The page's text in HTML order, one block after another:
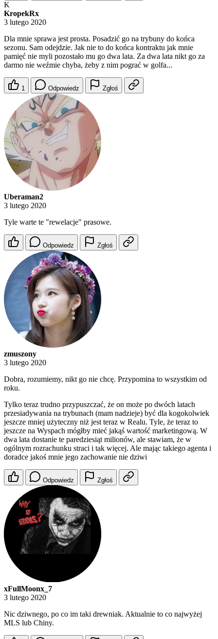
K
KropekRx
3 lutego 2020
Dla mnie sprawa jest prosta. Posadzić go na trybuny do końca
sezonu. Sam odejdzie. Jak nie to do końca kontraktu jak mnie
pamięć nie myli pozostało mu go dwa lata. Za dwa lata nikt go za
darmo nie weźmie chyba, żeby z nim pograć w golfa...
1 Odpowiedz Zgłoś
Uberaman2
3 lutego 2020
Tyle warte te "rewelacje" prasowe.
Odpowiedz Zgłoś
zmuszony
3 lutego 2020
Dobra, rozumiemy, nikt go nie chcę. Przypomina to wszystkim od
roku.
Tylko teraz trudno przypuszczać, że on może po dwóch latach
przesiadywania na trybunach (mam nadzieje) być dla kogokolwiek
jeszcze mniej użyteczny niż jest teraz w Realu. Tyle, że teraz to
jeszcze na Wyspach mógłby mieć jakąś wartość marketingową. W
dwa lata dostanie te paredziesiąt milionów, ale stawiam, że w
ogólnym rozrachunku straci i tak więcej. Ale mając takiego agenta i
doradce jakoś mnie jego zachowanie nie dziwi
Odpowiedz Zgłoś
xFullMoonx_7
3 lutego 2020
Nic dziwnego, po co im taki drewniak. Aktualnie to co najwyżej
MLS lub Chiny.